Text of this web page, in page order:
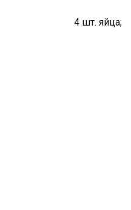
4 шт. яйца;